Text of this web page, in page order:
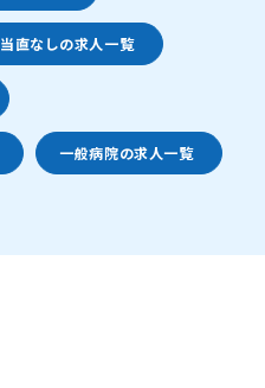
当直なしの求人一覧
一般病院の求人一覧